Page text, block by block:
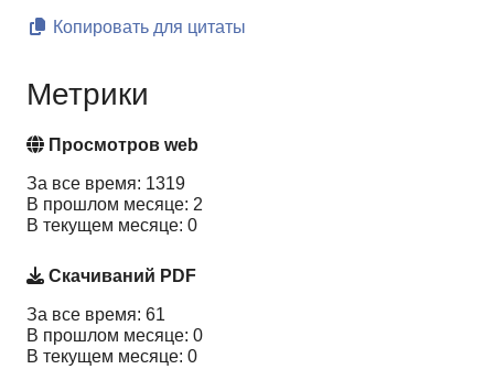
Копировать для цитаты
Метрики
Просмотров web
За все время: 1319
В прошлом месяце: 2
В текущем месяце: 0
Скачиваний PDF
За все время: 61
В прошлом месяце: 0
В текущем месяце: 0